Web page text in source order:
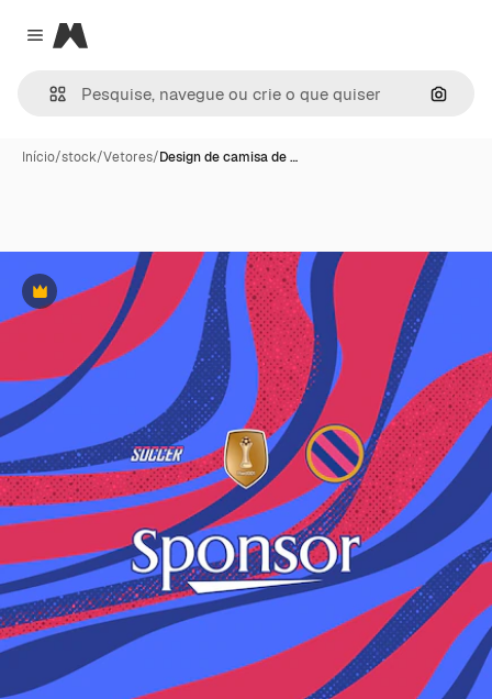
Close menu
Magnific
Início/stock/Vetores/Design de camisa de …
Premium